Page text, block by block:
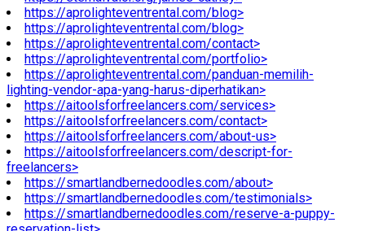
https://aprolighteventrental.com/blog>
https://aprolighteventrental.com/blog>
https://aprolighteventrental.com/contact>
https://aprolighteventrental.com/portfolio>
https://aprolighteventrental.com/panduan-memilih-
lighting-vendor-apa-yang-harus-diperhatikan>
https://aitoolsforfreelancers.com/services>
https://aitoolsforfreelancers.com/contact>
https://aitoolsforfreelancers.com/about-us>
https://aitoolsforfreelancers.com/descript-for-
freelancers>
https://smartlandbernedoodles.com/about>
https://smartlandbernedoodles.com/testimonials>
https://smartlandbernedoodles.com/reserve-a-puppy-